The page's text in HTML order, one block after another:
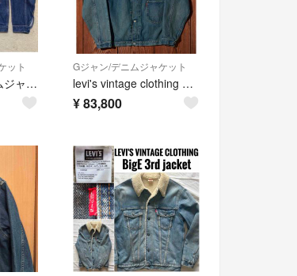
ット
リーバイス デニムジャケット 1st 506XX Levi’s ファースト
Gジャン/デニムジャケット
levi's vintage clothing 1944 s506xx 大戦
¥83,800